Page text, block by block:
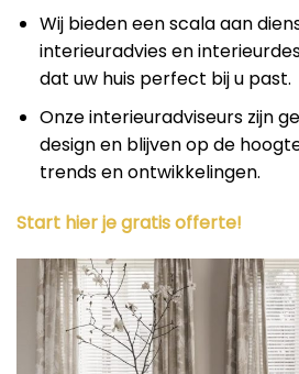
Wij bieden een scala aan
interieuradvies en
dat uw huis perfect bij u past.
Onze interieuradviseurs zijn
design en blijven op de
trends en ontwikkelingen.
Start hier je gratis offerte!